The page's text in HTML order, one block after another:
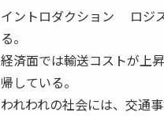
イントロダクション ロジ
る。
経済面では輸送コストが上
帰している。
われわれの社会には、交通